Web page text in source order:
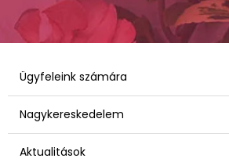
Ügyfeleink számára
Nagykereskedelem
Aktualitások